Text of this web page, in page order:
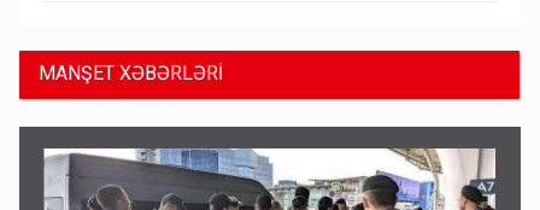
MANŞET XƏBƏRLƏRİ